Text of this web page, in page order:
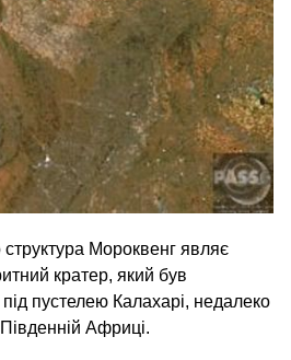
Мороквенг являє
кратер, який був
пустелею Калахарі, недалеко
Африці.